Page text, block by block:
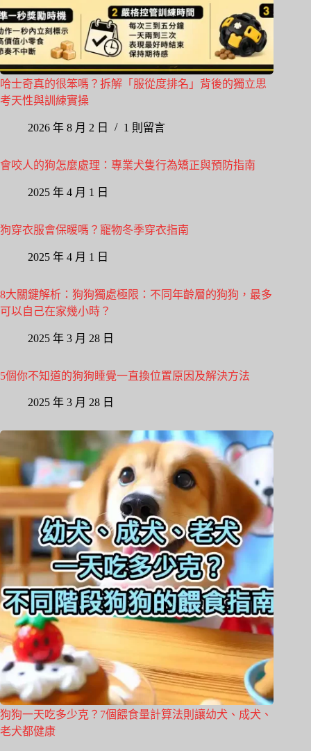
哈士奇真的很笨嗎？拆解「服從度排名」背後的獨立思
考天性與訓練實操
2026 年 8 月 2 日 1 則留言
會咬人的狗怎麼處理：專業犬隻行為矯正與預防指南
2025 年 4 月 1 日
狗穿衣服會保暖嗎？寵物冬季穿衣指南
2025 年 4 月 1 日
8大關鍵解析：狗狗獨處極限：不同年齡層的狗狗，最多
可以自己在家幾小時？
2025 年 3 月 28 日
5個你不知道的狗狗睡覺一直換位置原因及解決方法
2025 年 3 月 28 日
狗狗一天吃多少克？7個餵食量計算法則讓幼犬、成犬、
老犬都健康